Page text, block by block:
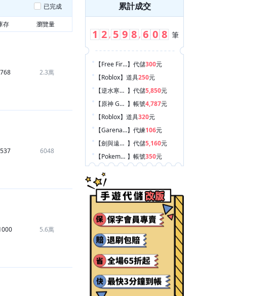
已完成
存 瀏覽量
768 2.3萬
537 6048
5.6萬
累計成交
1 2 , 5 9 8 , 6 0 8 筆
【Free Fire - 我要活下去】 代儲300元
【Roblox】 道具250元
【逆水寒手遊 】 代儲5,850元
【原神 Genshin Impact 】 帳號4,787元
【Roblox】 道具320元
【Garena 傳說對決】 代練106元
【劍與遠征：啟程 】 代儲5,160元
【Pokemon GO 】 帳號350元
【異環】代儲 160元
元
【火影忍者 疾風傳（騰訊） 】代儲580 元
【火影忍者（手遊） 】代儲1,100
【七日世界 Once Human 】代儲2,800
【絕區零】代儲1,350 元
【LINE Rangers 銀河特攻隊 】帳號3,404元
【Garena 極速領域】代儲1,150元